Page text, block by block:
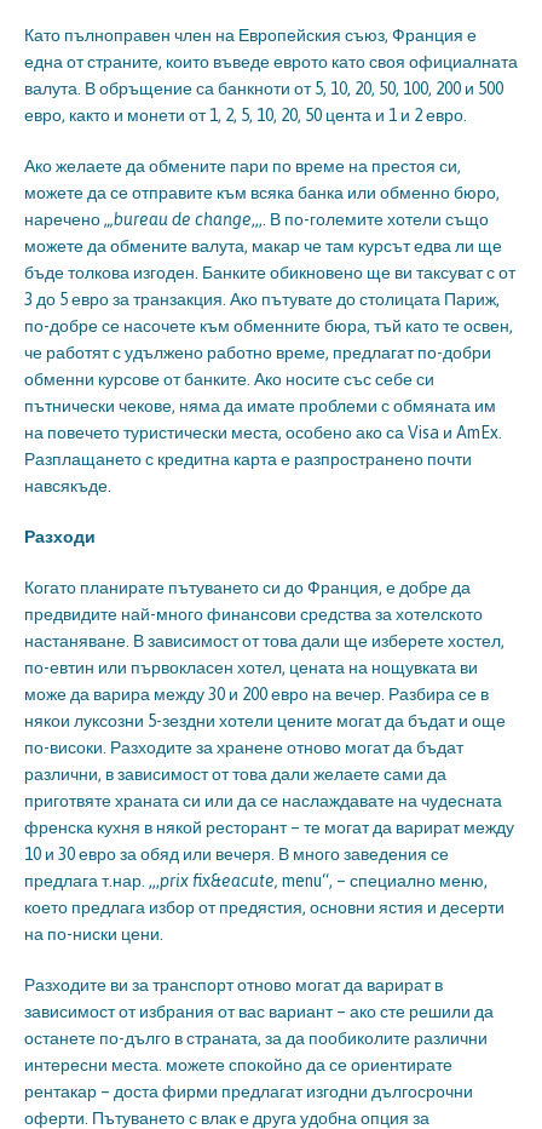
Като пълноправен член на Европейския съюз, Франция е
една от страните, които въведе еврото като своя официалната
валута. В обръщение са банкноти от 5, 10, 20, 50, 100, 200 и 500
евро, както и монети от 1, 2, 5, 10, 20, 50 цента и 1 и 2 евро.
Ако желаете да обмените пари по време на престоя си,
можете да се отправите към всяка банка или обменно бюро,
наречено „,bureau de change„,. В по-големите хотели също
можете да обмените валута, макар че там курсът едва ли ще
бъде толкова изгоден. Банките обикновено ще ви таксуват с от
3 до 5 евро за транзакция. Ако пътувате до столицата Париж,
по-добре се насочете към обменните бюра, тъй като те освен,
че работят с удължено работно време, предлагат по-добри
обменни курсове от банките. Ако носите със себе си
пътнически чекове, няма да имате проблеми с обмяната им
на повечето туристически места, особено ако са Visa и AmEx.
Разплащането с кредитна карта е разпространено почти
навсякъде.
Разходи
Когато планирате пътуването си до Франция, е добре да
предвидите най-много финансови средства за хотелското
настаняване. В зависимост от това дали ще изберете хостел,
по-евтин или първокласен хотел, цената на нощувката ви
може да варира между 30 и 200 евро на вечер. Разбира се в
някои луксозни 5-зездни хотели цените могат да бъдат и още
по-високи. Разходите за хранене отново могат да бъдат
различни, в зависимост от това дали желаете сами да
приготвяте храната си или да се наслаждавате на чудесната
френска кухня в някой ресторант – те могат да варират между
10 и 30 евро за обяд или вечеря. В много заведения се
предлага т.нар. „,prix fix&eacute, menu“, – специално меню,
което предлага избор от предястия, основни ястия и десерти
на по-ниски цени.
Разходите ви за транспорт отново могат да варират в
зависимост от избрания от вас вариант – ако сте решили да
останете по-дълго в страната, за да пообиколите различни
интересни места. можете спокойно да се ориентирате
рентакар – доста фирми предлагат изгодни дългосрочни
оферти. Пътуването с влак е друга удобна опция за